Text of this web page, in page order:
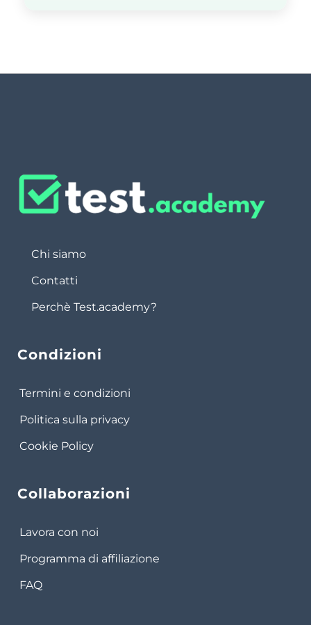
Chi siamo
Contatti
Perchè Test.academy?
Condizioni
Termini e condizioni
Politica sulla privacy
Cookie Policy
Collaborazioni
Lavora con noi
Programma di affiliazione
FAQ